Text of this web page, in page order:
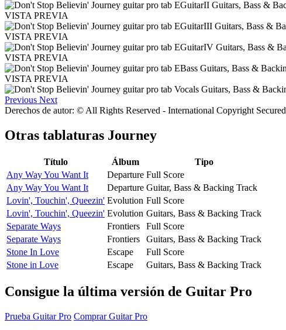
VISTA PREVIA
VISTA PREVIA
VISTA PREVIA
VISTA PREVIA
Previous Next
Derechos de autor: © All Rights Reserved - International Copyright Secured
Otras tablaturas Journey
Título Álbum
Tipo
Any Way You Want It
Departure Full Score
Any Way You Want It
Departure Guitar, Bass & Backing Track
Lovin', Touchin', Queezin' Evolution Full Score
Lovin', Touchin', Queezin' Evolution Guitars, Bass & Backing Track
Separate Ways
Frontiers
Full Score
Separate Ways
Frontiers
Guitars, Bass & Backing Track
Stone In Love
Escape
Full Score
Stone in Love
Escape Guitars, Bass & Backing Track
Consigue la última versión de Guitar Pro
Prueba Guitar Pro Comprar Guitar Pro